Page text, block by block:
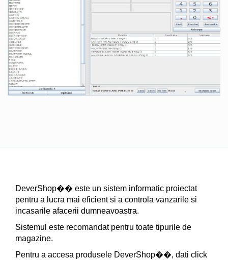
DeverShop�� este un sistem informatic proiectat
pentru a lucra mai eficient si a controla vanzarile si
incasarile afacerii dumneavoastra.
Sistemul este recomandat pentru toate tipurile de
magazine.
Pentru a accesa produsele DeverShop��, dati click